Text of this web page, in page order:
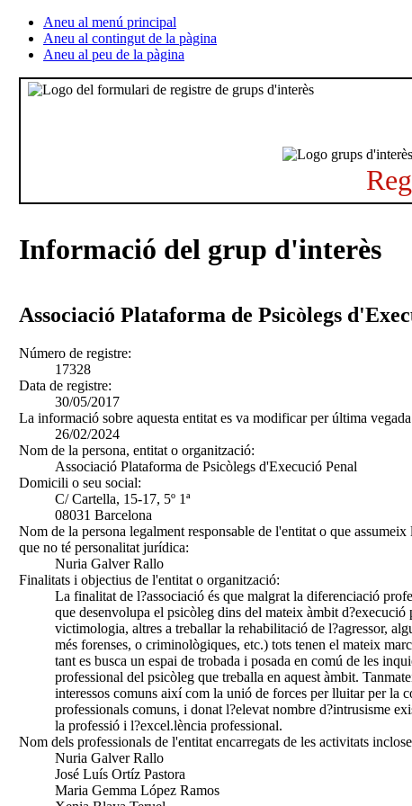
Aneu al menú principal
Aneu al contingut de la pàgina
Aneu al peu de la pàgina
Informació del grup d'interès
Associació Plataforma de Psicòlegs
Número de registre:
17328
Data de registre:
30/05/2017
La informació sobre aquesta entitat es va modificar per última
26/02/2024
Nom de la persona, entitat o organització:
Associació Plataforma de Psicòlegs d'Execució Penal
Domicili o seu social:
C/ Cartella, 15-17, 5º 1ª
08031 Barcelona
Nom de la persona legalment responsable de l'entitat o que
que no té personalitat jurídica:
Nuria Galver Rallo
Finalitats i objectius de l'entitat o organització:
La finalitat de l?associació és que malgrat la diferenciació
que desenvolupa el psicòleg dins del mateix àmbit d?execució
victimologia, altres a treballar la rehabilitació de l?agressor,
més forenses, o criminològiques, etc.) tots tenen el mateix
tant es busca un espai de trobada i posada en comú de les
professional del psicòleg que treballa en aquest àmbit.
interessos comuns així com la unió de forces per lluitar per la
professionals comuns, i donat l?elevat nombre d?intrusisme
la professió i l?excel.lència professional.
Nom dels professionals de l'entitat encarregats de les activitats
Nuria Galver Rallo
José Luís Ortíz Pastora
Maria Gemma López Ramos